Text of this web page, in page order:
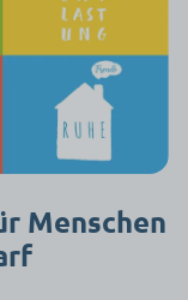
Menschen